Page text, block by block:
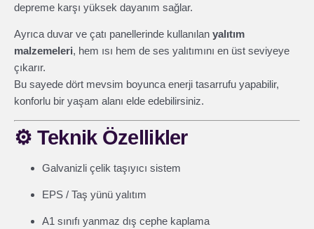
depreme karşı yüksek dayanım sağlar.
Ayrıca duvar ve çatı panellerinde kullanılan yalıtım
malzemeleri, hem ısı hem de ses yalıtımını en üst seviyeye
çıkarır.
Bu sayede dört mevsim boyunca enerji tasarrufu yapabilir,
konforlu bir yaşam alanı elde edebilirsiniz.
⚙️ Teknik Özellikler
Galvanizli çelik taşıyıcı sistem
EPS / Taş yünü yalıtım
A1 sınıfı yanmaz dış cephe kaplama